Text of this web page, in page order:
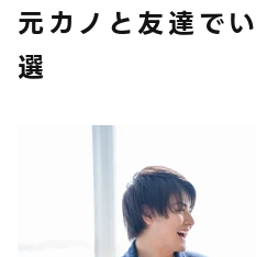
元カノと友達で
選